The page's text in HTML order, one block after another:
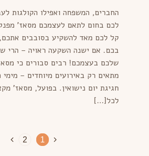
החברים, המשפחה ואפילו הקולגות
לכם בחום לתאם לעצמכם מסאז'
קל לכם מאד להשקיע בסובבים
בכם. אם ישנה השקעה ראויה – הרי
שלכם בעצמכם! רבים סבורים כי
מתאים רק באירועים מיוחדים – מימי
חגיגת יום נישואין. בפועל, מסאז'
לכל[…]
1
2